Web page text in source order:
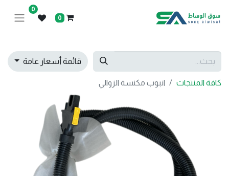
0
0
قائمة أسعار عامة
كافة المنتجات انبوب مكنسة الزوالي